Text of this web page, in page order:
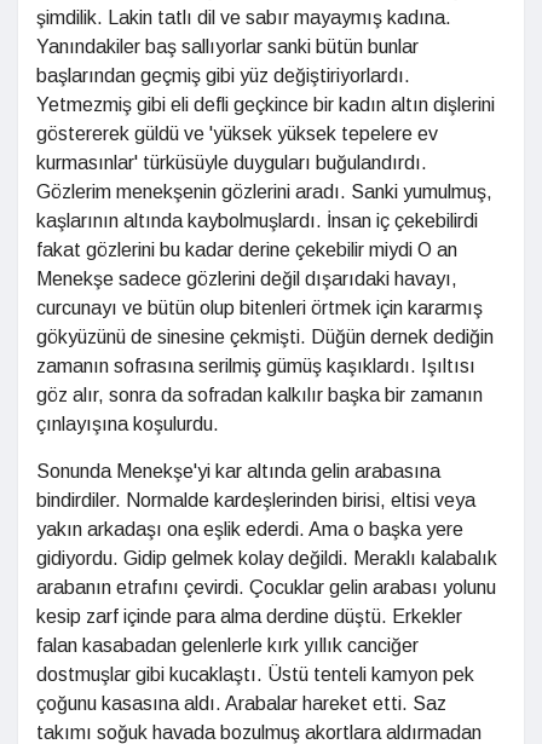
şimdilik. Lakin tatlı dil ve sabır mayaymış kadına.
Yanındakiler baş sallıyorlar sanki bütün bunlar
başlarından geçmiş gibi yüz değiştiriyorlardı.
Yetmezmiş gibi eli defli geçkince bir kadın altın dişlerini
göstererek güldü ve 'yüksek yüksek tepelere ev
kurmasınlar' türküsüyle duyguları buğulandırdı.
Gözlerim menekşenin gözlerini aradı. Sanki yumulmuş,
kaşlarının altında kaybolmuşlardı. İnsan iç çekebilirdi
fakat gözlerini bu kadar derine çekebilir miydi O an
Menekşe sadece gözlerini değil dışarıdaki havayı,
curcunayı ve bütün olup bitenleri örtmek için kararmış
gökyüzünü de sinesine çekmişti. Düğün dernek dediğin
zamanın sofrasına serilmiş gümüş kaşıklardı. Işıltısı
göz alır, sonra da sofradan kalkılır başka bir zamanın
çınlayışına koşulurdu.
Sonunda Menekşe'yi kar altında gelin arabasına
bindirdiler. Normalde kardeşlerinden birisi, eltisi veya
yakın arkadaşı ona eşlik ederdi. Ama o başka yere
gidiyordu. Gidip gelmek kolay değildi. Meraklı kalabalık
arabanın etrafını çevirdi. Çocuklar gelin arabası yolunu
kesip zarf içinde para alma derdine düştü. Erkekler
falan kasabadan gelenlerle kırk yıllık canciğer
dostmuşlar gibi kucaklaştı. Üstü tenteli kamyon pek
çoğunu kasasına aldı. Arabalar hareket etti. Saz
takımı soğuk havada bozulmuş akortlara aldırmadan